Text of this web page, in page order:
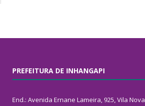
PREFEITURA DE INHANGAPI
End.: Avenida Ernane Lameira, 925, Vila Nova